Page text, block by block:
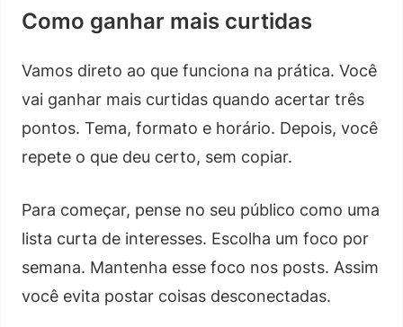
Como ganhar mais curtidas
Vamos direto ao que funciona na prática. Você
vai ganhar mais curtidas quando acertar três
pontos. Tema, formato e horário. Depois, você
repete o que deu certo, sem copiar.
Para começar, pense no seu público como uma
lista curta de interesses. Escolha um foco por
semana. Mantenha esse foco nos posts. Assim
você evita postar coisas desconectadas.